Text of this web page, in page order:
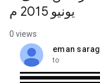
يونيو 2015 م
0 views
eman sarag
unread,
to